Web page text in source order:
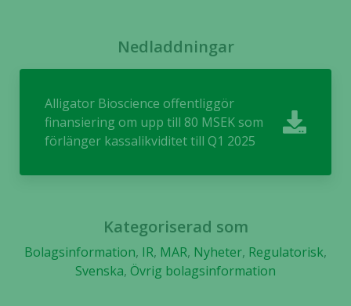
Nedladdningar
Alligator Bioscience offentliggör
finansiering om upp till 80 MSEK som
förlänger kassalikviditet till Q1 2025
Kategoriserad som
Bolagsinformation, IR, MAR, Nyheter, Regulatorisk,
Svenska, Övrig bolagsinformation